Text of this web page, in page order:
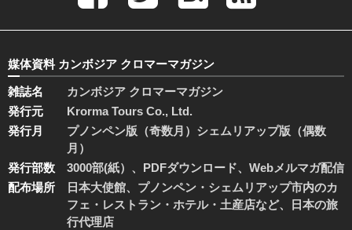
媒体資料 カンボジア クロマーマガジン
雑誌名
カンボジア クロマーマガジン
発行元
Krorma Tours Co., Ltd.
発行月
プノンペン版（奇数月）シェムリアップ版（偶数
月）
発行部数
3000部(紙）、PDFダウンロード、Webメルマガ配信
配布場所
日本大使館、プノンペン・シェムリアップ市内のカ
フェ・レストラン・ホテル・土産店など、日本の旅
行代理店